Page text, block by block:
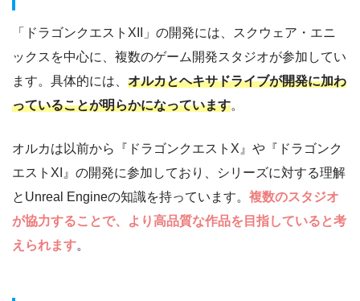
「ドラゴンクエストXII」の開発には、スクウェア・エニ
ックスを中心に、複数のゲーム開発スタジオが参加してい
ます。具体的には、 オルカとヘキサドライブが開発に加わ
っていることが明らかになっています。
オルカは以前から『ドラゴンクエストX』や『ドラゴンク
エストXI』の開発に参加しており、シリーズに対する理解
とUnreal Engineの知識を持っています。 複数のスタジオ
が協力することで、より高品質な作品を目指していると考
えられます。